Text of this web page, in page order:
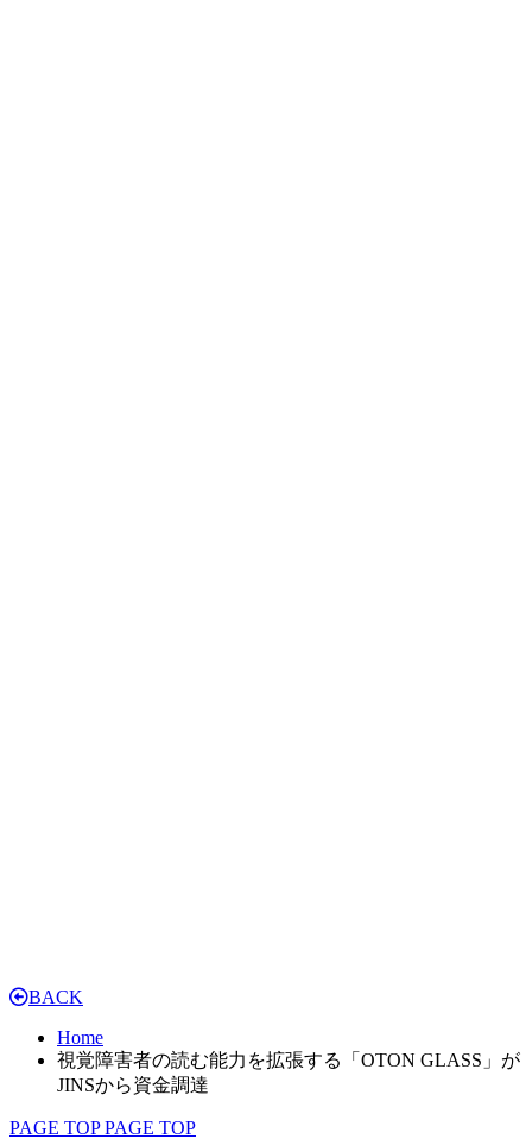
BACK
Home
視覚障害者の読む能力を拡張する「OTON GLASS」が
JINSから資金調達
PAGE TOP PAGE TOP